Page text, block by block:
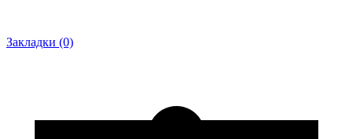
Закладки (0)